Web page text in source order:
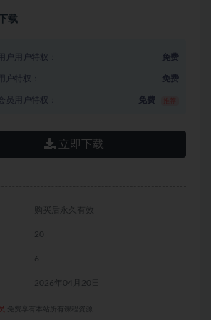
载
户用户特权： 免费
户特权： 免费
员用户特权： 免费
立即下载
购买后永久有效
20
6
2026年04月20日
免费享有本站所有课程资源